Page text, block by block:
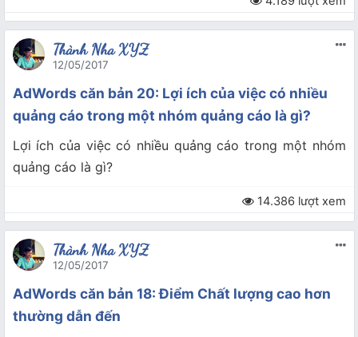
Thành Nha XYZ
12/05/2017
AdWords căn bản 20: Lợi ích của việc có nhiều
quảng cáo trong một nhóm quảng cáo là gì?
Lợi ích của việc có nhiều quảng cáo trong một nhóm
quảng cáo là gì?
14.386 lượt xem
Thành Nha XYZ
12/05/2017
AdWords căn bản 18: Điểm Chất lượng cao hơn
thường dẫn đến